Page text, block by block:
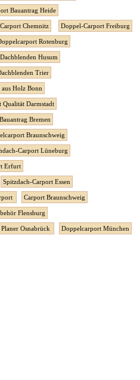
Bauantrag Heide
Chemnitz Doppel-Carport Freiburg
Rotenburg
Husum
Trier
aus Holz Bonn
Qualität Darmstadt
Bremen
Braunschweig
Carport Lüneburg
Erfurt
Spitzdach-Carport Essen
Carport Braunschweig
Flensburg
Osnabrück Doppelcarport München